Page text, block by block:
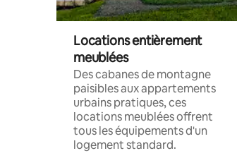
Locations entièrement
meublées
Des cabanes de montagne
paisibles aux appartements
urbains pratiques, ces
locations meublées offrent
tous les équipements d'un
logement standard.